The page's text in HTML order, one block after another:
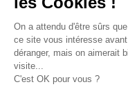
Mentions légales
Politique de cookies
Gérer les cookies